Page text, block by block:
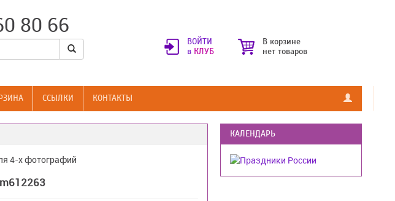
80 66
ВОЙТИ
в КЛУБ
В корзине
нет товаров
CСЫЛКИ КОНТАКТЫ
4-х фотографий
КАЛЕНДАРЬ